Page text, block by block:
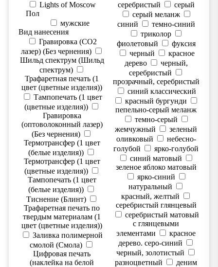
серебристый
серый
серый меланж
синий
темно-синий
триколор
фиолетовый
фуксия
черный
красное
дерево
черный,
серебристый
прозрачный, серебристый
синий классический
красный бургунди
пепельно-серый меланж
темно-серый
жемчужный
зеленый
оливковый
небесно-
голубой
ярко-голубой
синий матовый
зеленое яблоко матовый
ярко-синий
натуральный
красный, желтый
серебристый глянцевый
серебристый матовый
с глянцевыми
элементами
красное
дерево. серо-синий
черный, золотистый
разноцветный
деним
Lights of Moscow
Пол
мужские
Вид нанесения
Гравировка (CO2
лазер) (Без чернения)
Шильд спектрум (Шильд
спектрум)
Трафаретная печать (1
цвет (цветные изделия))
Тампопечать (1 цвет
(цветные изделия))
Гравировка
(оптоволоконный лазер)
(Без чернения)
Термотрансфер (1 цвет
(белые изделия))
Термотрансфер (1 цвет
(цветные изделия))
Тампопечать (1 цвет
(белые изделия))
Тиснение (Блинт)
Трафаретная печать по
твердым материалам (1
цвет (цветные изделия))
Заливка полимерной
смолой (Смола)
Цифровая печать
(наклейка на белой